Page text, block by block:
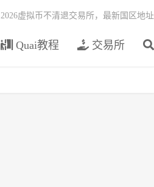
Quai教程 交易所
2026虚拟币不清退交易所，最新国区地址